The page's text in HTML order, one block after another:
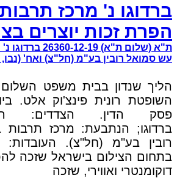
ברדוגו נ' מרכז
הפרת זכות יוצרים
ת"א (שלום ת"א)
עש סמואל רובין בע"מ (חל"צ) ואח' (נבו, 06.12.22)
הליך שנדון בבית משפט
פסק הדין. הצדדים:
ברדוגו; הנתבעת: מרכז
רובין בע"מ (חל"צ).
בתחום הצילום בישראל שזכה
דוקומנטרי ואווירי, שזכה